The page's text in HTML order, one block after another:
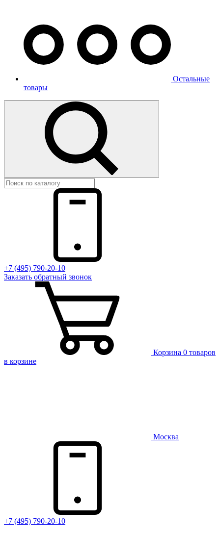
Остальные
товары
+7 (495) 790-20-10
Заказать обратный звонок
Корзина 0 товаров
в корзине
Москва
+7 (495) 790-20-10